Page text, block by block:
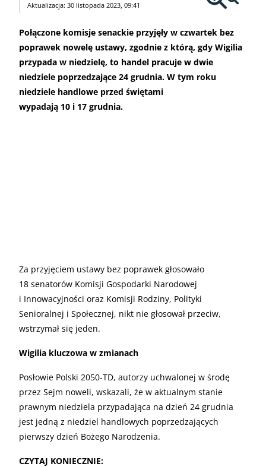
Aktualizacja: 30 listopada 2023, 09:41
Połączone komisje senackie przyjęły w czwartek bez
poprawek nowelę ustawy, zgodnie z którą, gdy Wigilia
przypada w niedzielę, to handel pracuje w dwie
niedziele poprzedzające 24 grudnia. W tym roku
niedziele handlowe przed świętami
wypadają 10 i 17 grudnia.
Za przyjęciem ustawy bez poprawek głosowało
18 senatorów Komisji Gospodarki Narodowej
i Innowacyjności oraz Komisji Rodziny, Polityki
Senioralnej i Społecznej, nikt nie głosował przeciw,
wstrzymał się jeden.
Wigilia kluczowa w zmianach
Posłowie Polski 2050-TD, autorzy uchwalonej w środę
przez Sejm noweli, wskazali, że w aktualnym stanie
prawnym niedziela przypadająca na dzień 24 grudnia
jest jedną z niedziel handlowych poprzedzających
pierwszy dzień Bożego Narodzenia.
CZYTAJ KONIECZNIE: